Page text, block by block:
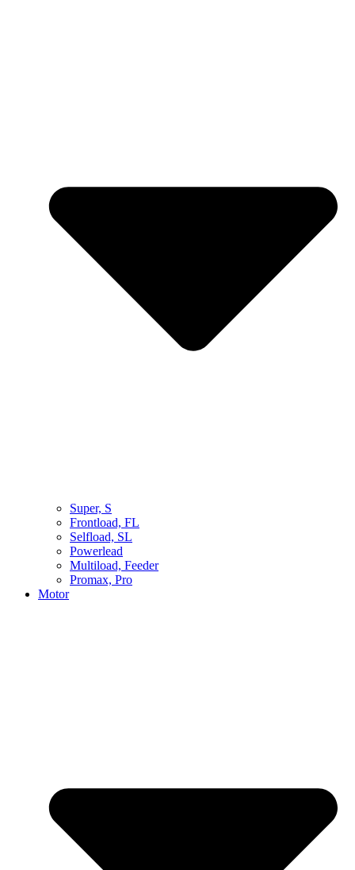
Super, S
Frontload, FL
Selfload, SL
Powerlead
Multiload, Feeder
Promax, Pro
Motor